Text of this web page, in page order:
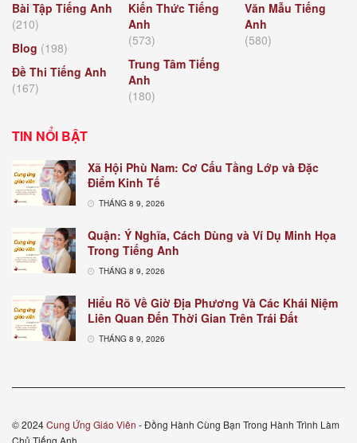
Bài Tập Tiếng Anh
(210)
Blog (198)
Đề Thi Tiếng Anh
(167)
Kiến Thức Tiếng
Anh
(573)
Trung Tâm Tiếng
Anh
(180)
Văn Mẫu Tiếng
Anh
(580)
TIN NỔI BẬT
Xã Hội Phù Nam: Cơ Cấu Tầng Lớp và Đặc
Điểm Kinh Tế
THÁNG 8 9, 2026
Quận: Ý Nghĩa, Cách Dùng và Ví Dụ Minh Họa
Trong Tiếng Anh
THÁNG 8 9, 2026
Hiểu Rõ Về Giờ Địa Phương Và Các Khái Niệm
Liên Quan Đến Thời Gian Trên Trái Đất
THÁNG 8 9, 2026
© 2024Cung Ứng Giáo Viên - Đồng Hành Cùng Bạn Trong Hành Trình Làm
Chủ Tiếng Anh